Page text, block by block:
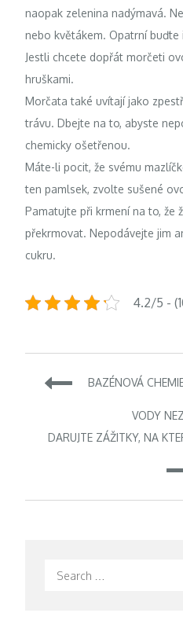
naopak zelenina nadýmavá.
nebo květákem. Opatrní buďte
Jestli chcete dopřát morčeti
hruškami.
Morčata také uvítají jako
trávu. Dbejte na to, abyste
chemicky ošetřenou.
Máte-li pocit, že svému
ten pamlsek, zvolte sušené
Pamatujte při krmení na to, že
překrmovat. Nepodávejte jim
cukru.
4.2/5 -
Navigace
pro
příspěvek
BAZÉNOVÁ
VODY
DARUJTE ZÁŽITKY, NA
Search